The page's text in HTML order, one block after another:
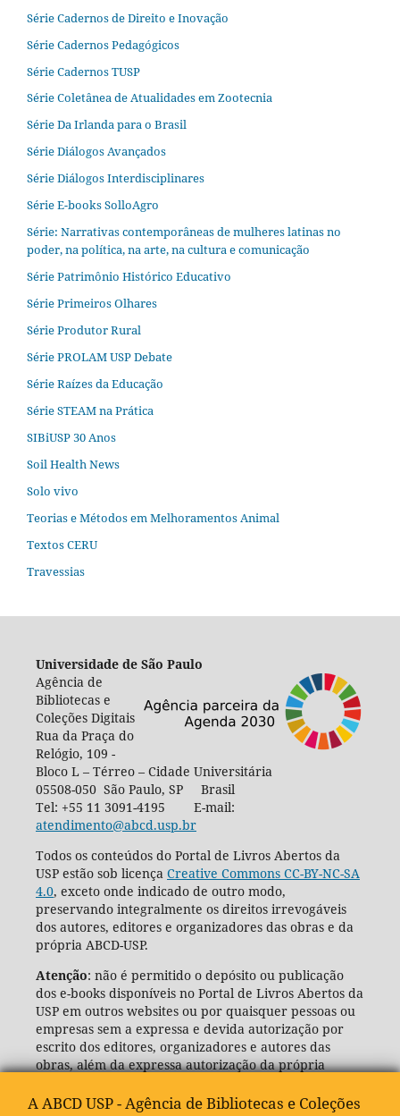
Série Cadernos de Direito e Inovação
Série Cadernos Pedagógicos
Série Cadernos TUSP
Série Coletânea de Atualidades em Zootecnia
Série Da Irlanda para o Brasil
Série Diálogos Avançados
Série Diálogos Interdisciplinares
Série E-books SolloAgro
Série: Narrativas contemporâneas de mulheres latinas no
poder, na política, na arte, na cultura e comunicação
Série Patrimônio Histórico Educativo
Série Primeiros Olhares
Série Produtor Rural
Série PROLAM USP Debate
Série Raízes da Educação
Série STEAM na Prática
SIBiUSP 30 Anos
Soil Health News
Solo vivo
Teorias e Métodos em Melhoramentos Animal
Textos CERU
Travessias
Universidade de São Paulo
Agência de
Bibliotecas e
Coleções Digitais
Rua da Praça do
Relógio, 109 -
Bloco L – Térreo – Cidade Universitária
05508-050 São Paulo, SP Brasil
Tel: +55 11 3091-4195 E-mail:
atendimento@abcd.usp.br
Todos os conteúdos do Portal de Livros Abertos da
USP estão sob licença Creative Commons CC-BY-NC-SA
4.0, exceto onde indicado de outro modo,
preservando integralmente os direitos irrevogáveis
dos autores, editores e organizadores das obras e da
própria ABCD-USP.
Atenção: não é permitido o depósito ou publicação
dos e-books disponíveis no Portal de Livros Abertos da
USP em outros websites ou por quaisquer pessoas ou
empresas sem a expressa e devida autorização por
escrito dos editores, organizadores e autores das
obras, além da expressa autorização da própria
(ABCD-USP).
A ABCD USP - Agência de Bibliotecas e Coleções